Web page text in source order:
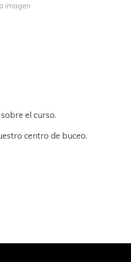
imagen
el curso.
centro de buceo.